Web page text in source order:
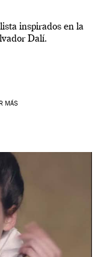
inspirados en la
Dalí.
MÁS